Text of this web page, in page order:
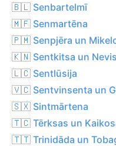
🇧🇱 Senbartelmī
🇲🇫 Senmartēna
🇵🇲 Senpjēra un
🇰🇳 Sentkitsa un
🇱🇨 Sentlūsija
🇻🇨 Sentvinsenta un
🇸🇽 Sintmārtena
🇹🇨 Tērksas un
🇹🇹 Trinidāda un